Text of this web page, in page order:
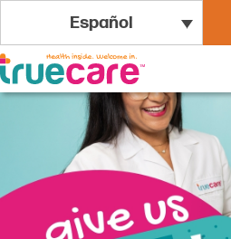
Español